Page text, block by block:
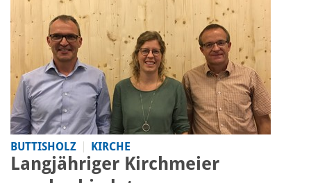
BUTTISHOLZ KIRCHE
Langjähriger Kirchmeier